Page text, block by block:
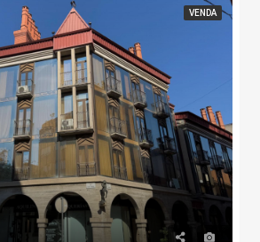
VENDA